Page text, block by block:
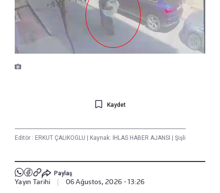
Kaydet
Editör : ERKUT ÇALIKOGLU Kaynak: İHLAS HABER AJANSI Şişli
Paylaş
Yayın Tarihi 06 Ağustos, 2026 - 13:26